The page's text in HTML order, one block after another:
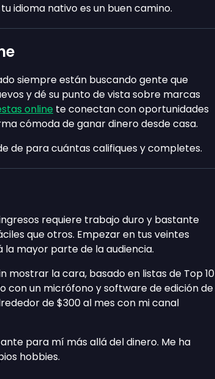
idioma nativo es un buen camino.
siempre están buscando gente que
y dé su punto de vista sobre marcas
online te conectan con oportunidades
cómoda de ganar dinero desde casa.
de para cuántas califiques y completes.
requiere trabajo duro y bastante
que otros. Empezar en tus veintes
la mayor parte de la audiencia.
mostrar la cara, basado en listas de Top 10
con un micrófono y software de edición de
de $300 al mes con mi canal
para mí más allá del dinero. Me ha
hobbies.